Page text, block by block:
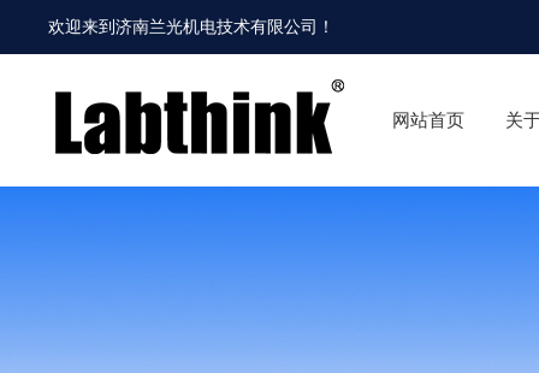
欢迎来到济南兰光机电技术有限公司 ！
网站首页 关